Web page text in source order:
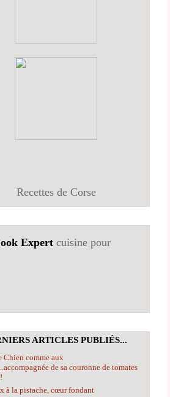
Recettes de Corse
Expert cuisine pour
ARTICLES PUBLIÉS...
Chien comme aux
de sa couronne de tomates
à la pistache, cœur fondant